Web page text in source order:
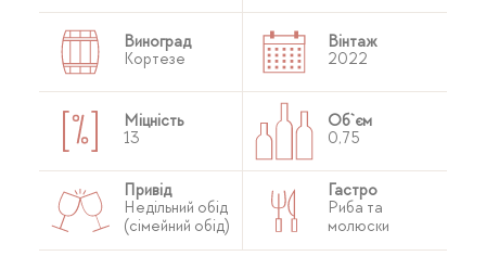
Виноград
Кортезе
Вінтаж
2022
Міцність
13
Об`єм
0,75
Привід
Недільний обід
(сімейний обід)
Гастро
Риба та
молюски